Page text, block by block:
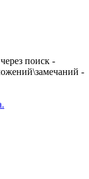
поиск -
-